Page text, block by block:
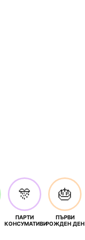
🎊
ПАРТИ
КОНСУМАТИВИ
🎂
ПЪРВИ
РОЖДЕН ДЕН